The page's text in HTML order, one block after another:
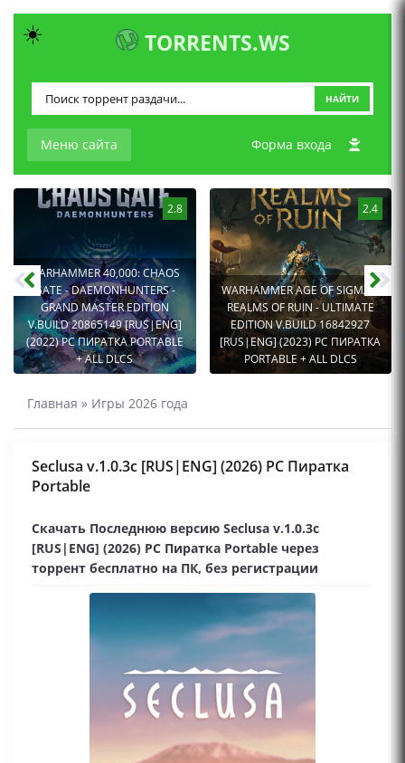
TORRENTS.WS
Меню сайта
НАЙТИ
Форма входа
2.8
WARHAMMER 40,000: CHAOS
GATE - DAEMONHUNTERS -
GRAND MASTER EDITION
V.BUILD 20865149 [RUS|ENG]
(2022) PC ПИРАТКА PORTABLE
+ ALL DLCS
2.4
WARHAMMER AGE OF SIGMAR:
REALMS OF RUIN - ULTIMATE
EDITION V.BUILD 16842927
[RUS|ENG] (2023) PC ПИРАТКА
PORTABLE + ALL DLCS
Главная » Игры 2026 года
Seclusa v.1.0.3c [RUS|ENG] (2026) PC Пиратка
Portable
Скачать Последнюю версию Seclusa v.1.0.3c
[RUS|ENG] (2026) PC Пиратка Portable через
торрент бесплатно на ПК, без регистрации
☀️